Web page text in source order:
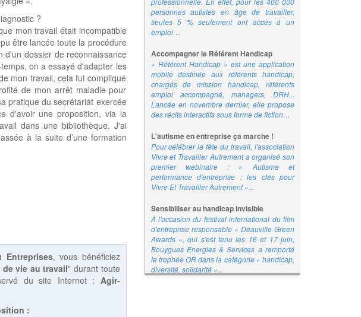
?
mon travail était incompatible
être lancée toute la procédure
d'un dossier de reconnaissance
on a essayé d'adapter les
mon travail, cela fut compliqué
de mon arrêt maladie pour
pratique du secrétariat exercée
d'avoir une proposition, via la
dans une bibliothèque. J'ai
à la suite d’une formation
Entreprises, vous bénéficiez
vie au travail" durant toute
du site Internet : Agir-
:
personnes autistes en âge de travailler,
seules 5 % seulement ont accès à un
emploi…
Accompagner le Référent Handicap
« Référent Handicap » est une application
mobile destinée aux référents handicap,
chargés de mission handicap, référents
emploi accompagné, managers, DRH...
Lancée en novembre dernier, elle propose
des récits interactifs sous forme de fiction…
L'autisme en entreprise ça marche !
Pour célébrer la fête du travail, l'association
Vivre et Travailler Autrement a organisé son
premier webinaire : « Autisme et
performance d'entreprise : les clés pour
Vivre Et Travailler Autrement »...
Sensibiliser au handicap invisible
A l'occasion du festival international du film
d'entreprise responsable « Deauville Green
Awards », qui s'est tenu les 16 et 17 juin,
Bouygues Energies & Services a remporté
le trophée OR dans la catégorie « handicap,
diversité, solidarité »...